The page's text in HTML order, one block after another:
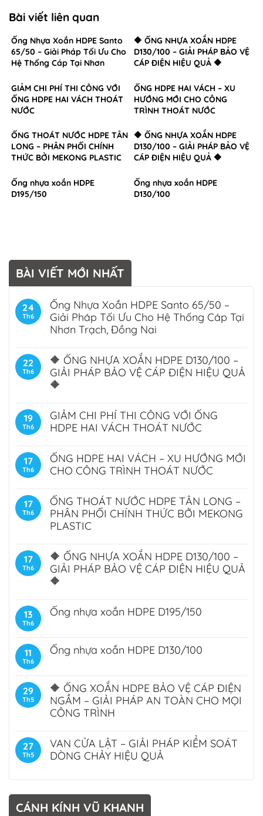
Bài viết liên quan
Ống Nhựa Xoắn HDPE Santo
65/50 – Giải Pháp Tối Ưu Cho
Hệ Thống Cáp Tại Nhơn
🔶 ỐNG NHỰA XOẮN HDPE
D130/100 – GIẢI PHÁP BẢO VỆ
CÁP ĐIỆN HIỆU QUẢ 🔶
GIẢM CHI PHÍ THI CÔNG VỚI
ỐNG HDPE HAI VÁCH THOÁT
NƯỚC
ỐNG HDPE HAI VÁCH – XU
HƯỚNG MỚI CHO CÔNG
TRÌNH THOÁT NƯỚC
ỐNG THOÁT NƯỚC HDPE TÂN
LONG – PHÂN PHỐI CHÍNH
THỨC BỞI MEKONG PLASTIC
🔶 ỐNG NHỰA XOẮN HDPE
D130/100 – GIẢI PHÁP BẢO VỆ
CÁP ĐIỆN HIỆU QUẢ 🔶
Ống nhựa xoắn HDPE
D195/150
Ống nhựa xoắn HDPE
D130/100
BÀI VIẾT MỚI NHẤT
24
Th6
Ống Nhựa Xoắn HDPE Santo 65/50 –
Giải Pháp Tối Ưu Cho Hệ Thống Cáp Tại
Nhơn Trạch, Đồng Nai
22
Th6
🔶 ỐNG NHỰA XOẮN HDPE D130/100 –
GIẢI PHÁP BẢO VỆ CÁP ĐIỆN HIỆU QUẢ
🔶
19
Th6
GIẢM CHI PHÍ THI CÔNG VỚI ỐNG
HDPE HAI VÁCH THOÁT NƯỚC
17
Th6
ỐNG HDPE HAI VÁCH – XU HƯỚNG MỚI
CHO CÔNG TRÌNH THOÁT NƯỚC
17
Th6
ỐNG THOÁT NƯỚC HDPE TÂN LONG –
PHÂN PHỐI CHÍNH THỨC BỞI MEKONG
PLASTIC
17
Th6
🔶 ỐNG NHỰA XOẮN HDPE D130/100 –
GIẢI PHÁP BẢO VỆ CÁP ĐIỆN HIỆU QUẢ
🔶
13
Th6
Ống nhựa xoắn HDPE D195/150
11
Th6
Ống nhựa xoắn HDPE D130/100
29
Th5
🔶 ỐNG XOẮN HDPE BẢO VỆ CÁP ĐIỆN
NGẦM – GIẢI PHÁP AN TOÀN CHO MỌI
CÔNG TRÌNH
27
Th5
VAN CỬA LẬT – GIẢI PHÁP KIỂM SOÁT
DÒNG CHẢY HIỆU QUẢ
CÁNH KÍNH VŨ KHANH